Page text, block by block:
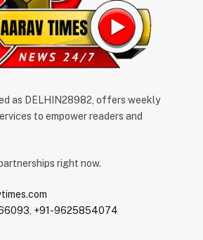
as DELHIN28982, offers weekly
to empower readers and
right now.
, +91-9625854074